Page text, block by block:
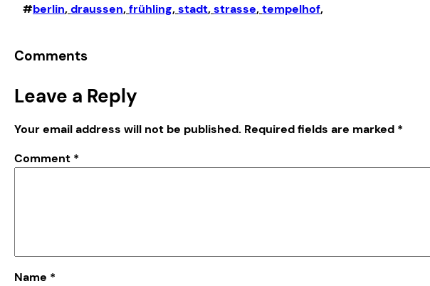
#berlin, draussen, frühling, stadt, strasse, tempelhof,
Comments
Leave a Reply
Your email address will not be published. Required fields are marked *
Comment *
Name *